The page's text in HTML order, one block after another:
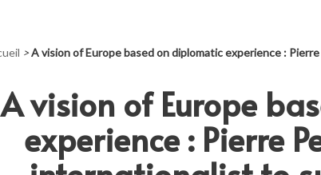
>A vision of Europe based on diplomatic experience :
A vision of Europe
experience : Pierre